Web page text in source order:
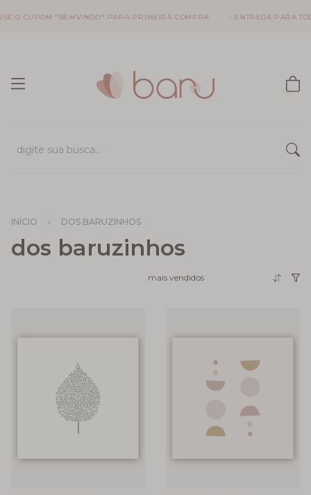
O CUPOM "BEMVINDO" PARA PRIMEIRA COMPRA ENTREGA PARA TODO
INÍCIO › DOS BARUZINHOS
dos baruzinhos